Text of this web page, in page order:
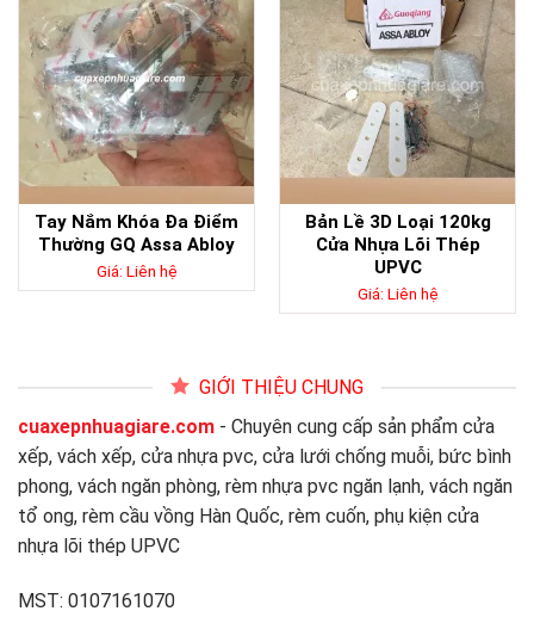
Tay Nắm Khóa Đa Điểm
Thường GQ Assa Abloy
Giá: Liên hệ
Bản Lề 3D Loại 120kg
Cửa Nhựa Lõi Thép
UPVC
Giá: Liên hệ
GIỚI THIỆU CHUNG
cuaxepnhuagiare.com - Chuyên cung cấp sản phẩm cửa
xếp, vách xếp, cửa nhựa pvc, cửa lưới chống muỗi, bức bình
phong, vách ngăn phòng, rèm nhựa pvc ngăn lạnh, vách ngăn
tổ ong, rèm cầu vồng Hàn Quốc, rèm cuốn, phụ kiện cửa
nhựa lõi thép UPVC
MST: 0107161070